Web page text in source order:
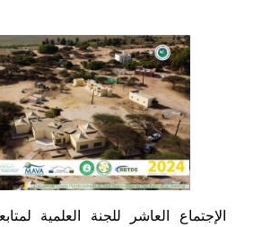
الإجتماع العاشر للجنة العلمية